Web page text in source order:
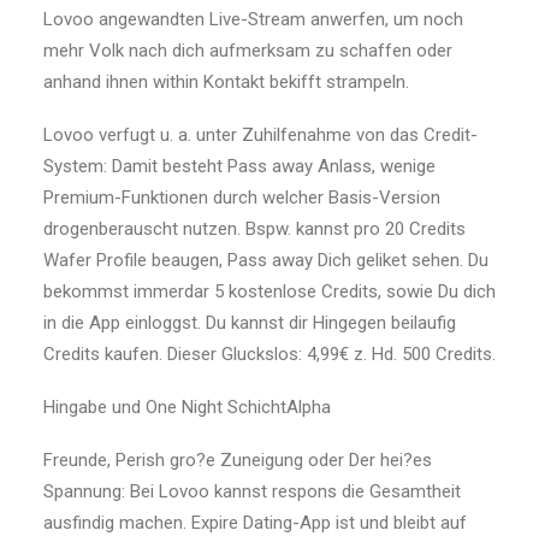
Lovoo angewandten Live-Stream anwerfen, um noch
mehr Volk nach dich aufmerksam zu schaffen oder
anhand ihnen within Kontakt bekifft strampeln.
Lovoo verfugt u. a. unter Zuhilfenahme von das Credit-
System: Damit besteht Pass away Anlass, wenige
Premium-Funktionen durch welcher Basis-Version
drogenberauscht nutzen. Bspw. kannst pro 20 Credits
Wafer Profile beaugen, Pass away Dich geliket sehen. Du
bekommst immerdar 5 kostenlose Credits, sowie Du dich
in die App einloggst. Du kannst dir Hingegen beilaufig
Credits kaufen. Dieser Gluckslos: 4,99€ z. Hd. 500 Credits.
Hingabe und One Night SchichtAlpha
Freunde, Perish gro?e Zuneigung oder Der hei?es
Spannung: Bei Lovoo kannst respons die Gesamtheit
ausfindig machen. Expire Dating-App ist und bleibt auf